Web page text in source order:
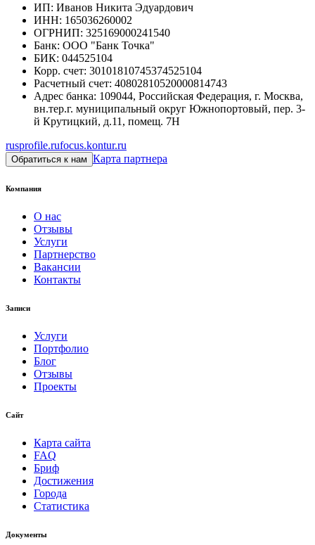
ИП: Иванов Никита Эдуардович
ИНН: 165036260002
ОГРНИП: 325169000241540
Банк: ООО "Банк Точка"
БИК: 044525104
Корр. счет: 30101810745374525104
Расчетный счет: 40802810520000814743
Адрес банка: 109044, Российская Федерация, г. Москва,
вн.тер.г. муниципальный округ Южнопортовый, пер. 3-
й Крутицкий, д.11, помещ. 7Н
rusprofile.rufocus.kontur.ru
Обратиться к нам Карта партнера
Компания
О нас
Отзывы
Услуги
Партнерство
Вакансии
Контакты
Записи
Услуги
Портфолио
Блог
Отзывы
Проекты
Сайт
Карта сайта
FAQ
Бриф
Достижения
Города
Статистика
Документы